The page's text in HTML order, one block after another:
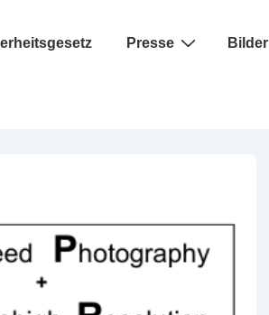
Presse Bilder